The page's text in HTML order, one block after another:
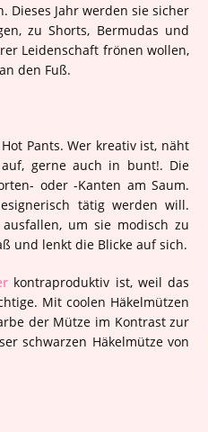
Dieses Jahr werden sie sicher
zu Shorts, Bermudas und
Leidenschaft frönen wollen,
den Fuß.
Pants. Wer kreativ ist, näht
gerne auch in bunt!. Die
oder -Kanten am Saum.
tätig werden will.
um sie modisch zu
und lenkt die Blicke auf sich.
kontraproduktiv ist, weil das
Mit coolen Häkelmützen
der Mütze im Kontrast zur
schwarzen Häkelmütze von